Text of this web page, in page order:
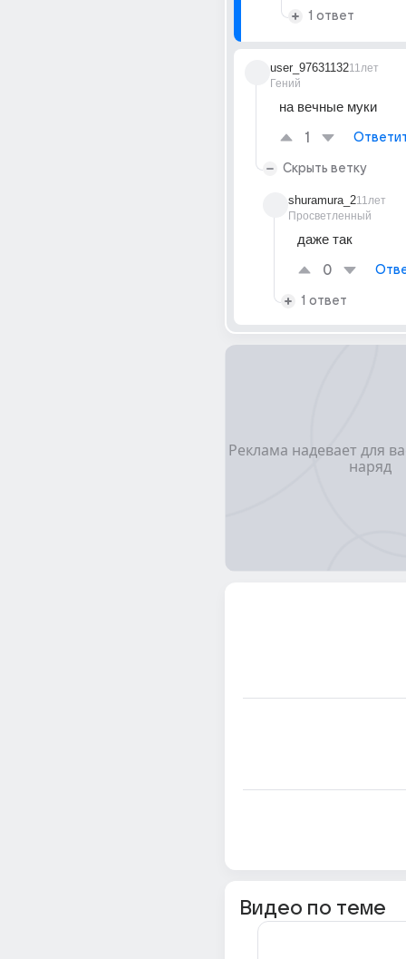
1 ответ
user_97631132
Гений
11лет
на вечные муки
1
Скрыть ветку
shuramura_2
Просветленный
11лет
даже так
0
1 ответ
Видео по теме